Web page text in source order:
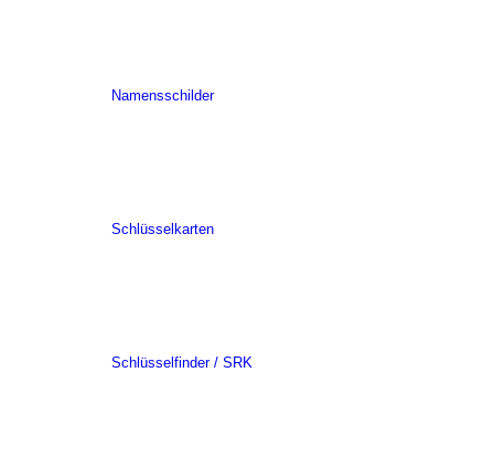
Namensschilder
Schlüsselkarten
Schlüsselfinder / SRK